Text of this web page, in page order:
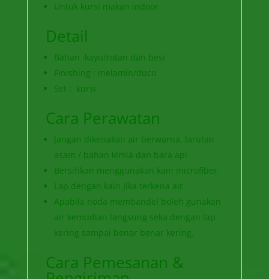
Untuk kursi makan indoor
Detail
Bahan :kayu/rotan dan besi
Finishing : melamin/duco
Set : kursi
Cara Perawatan
Jangan dikenakan air berwarna, larutan
asam / bahan kimia dan bara api
Bersihkan menggunakan kain microfiber.
Lap dengan kain Jika terkena air
Apabila noda membandel boleh gunakan
air kemudian langsung seka dengan lap
kering sampai benar benar kering.
Cara Pemesanan &